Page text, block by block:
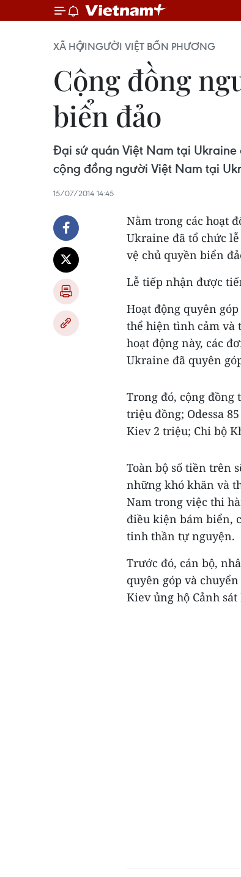
XÃ HỘINGƯỜI VIỆT BỐN PHƯƠNG
Cộng đồng
biển đảo
Đại sứ quán Việt Nam tại
cộng đồng người Việt Nam tại
15/07/2014 14:45
Nằm trong các hoạt
Ukraine đã tổ chức
vệ chủ quyền biển
Lễ tiếp nhận được
Hoạt động quyên
thể hiện tình cảm và
hoạt động này, các
Ukraine đã quyên
Trong đó, cộng đồng
triệu đồng; Odessa
Kiev 2 triệu; Chi bộ
Toàn bộ số tiền trên
những khó khăn và
Nam trong việc thi
điều kiện bám biển,
tinh thần tự nguyện.
Trước đó, cán bộ,
quyên góp và
Kiev ủng hộ Cảnh